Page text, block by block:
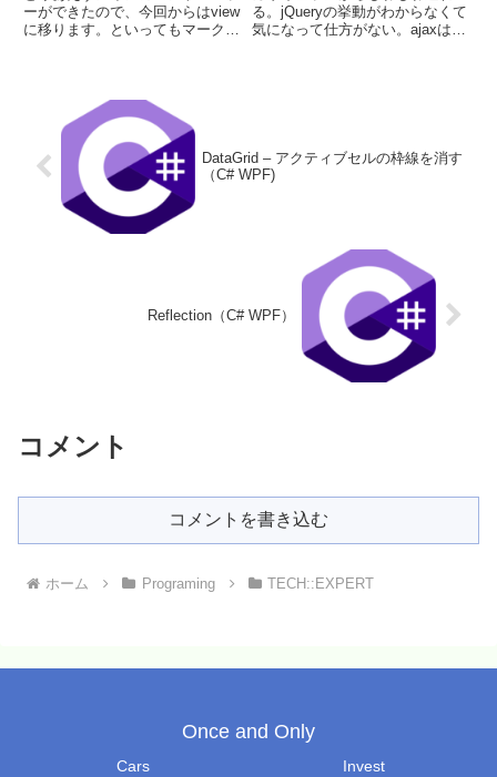
ーができたので、今回からはview
に移ります。といってもマークア
てないことや知らないことがいっ
ぱい。久々に記事更新しなく...
る。jQueryの挙動がわからなくて
気になって仕方がない。ajaxは軽
DataGrid – アクティブセルの枠線を消す
（C# WPF)
Reflection（C# WPF）
コメント
コメントを書き込む
ホーム Programing TECH::EXPERT
Once and Only
Cars Invest